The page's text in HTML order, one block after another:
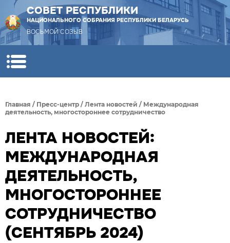
СОВЕТ РЕСПУБЛИКИ
НАЦИОНАЛЬНОГО СОБРАНИЯ РЕСПУБЛИКИ БЕЛАРУСЬ
ВОСЬМОЙ СОЗЫВ
Главная / Пресс-центр / Лента новостей / Международная
деятельность, многостороннее сотрудничество
ЛЕНТА НОВОСТЕЙ:
МЕЖДУНАРОДНАЯ
ДЕЯТЕЛЬНОСТЬ,
МНОГОСТОРОННЕЕ
СОТРУДНИЧЕСТВО
(СЕНТЯБРЬ 2024)